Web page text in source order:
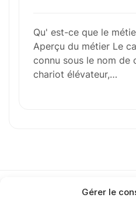
Gérer le
Glisser &
ou
Parcourir
Cet article a été partiellement rédigé à
Qu' est-ce que le
Aperçu du métier Le
connu sous le nom de
chariot élévateur,…